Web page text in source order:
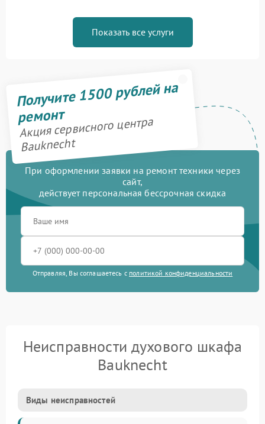
Показать все услуги
Получите 1500 рублей на
ремонт
Акция сервисного центра
Bauknecht
При оформлении заявки на ремонт техники через
сайт,
действует персональная бессрочная скидка
Отправляя, Вы соглашаетесь с политикой конфиденциальности
Неисправности духового шкафа
Bauknecht
Виды неисправностей